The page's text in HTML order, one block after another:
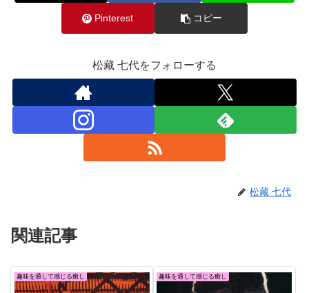
Pinterest コピー
松藏 七代をフォローする
松藏 七代
関連記事
趣味を通して感じる癒し 趣味を通して感じる癒し